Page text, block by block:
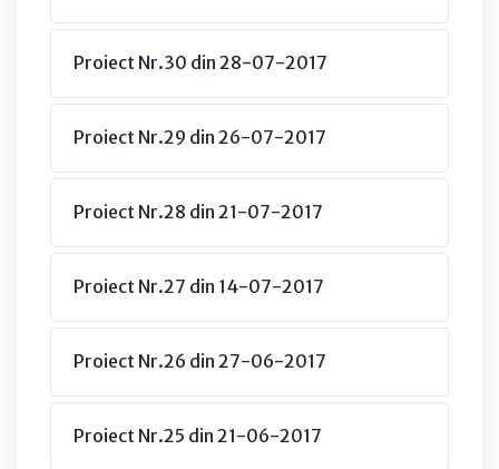
Proiect Nr.30 din 28-07-2017
Proiect Nr.29 din 26-07-2017
Proiect Nr.28 din 21-07-2017
Proiect Nr.27 din 14-07-2017
Proiect Nr.26 din 27-06-2017
Proiect Nr.25 din 21-06-2017